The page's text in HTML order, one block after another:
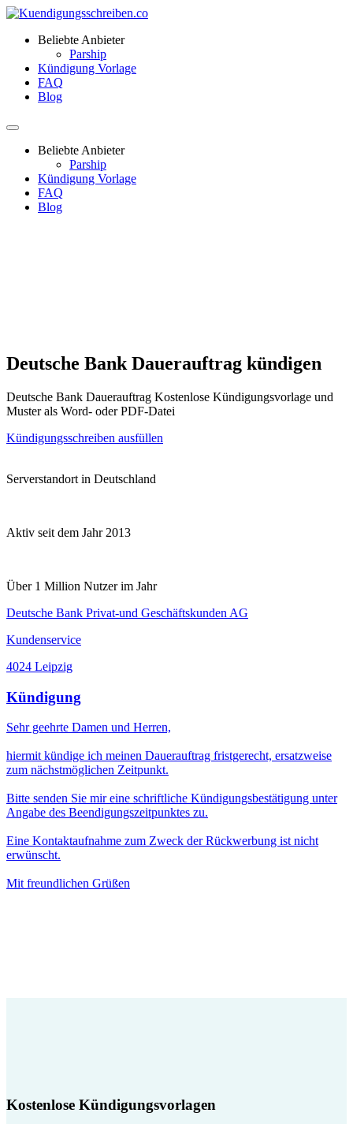
Beliebte Anbieter
Parship
Kündigung Vorlage
FAQ
Blog
Beliebte Anbieter
Parship
Kündigung Vorlage
FAQ
Blog
Deutsche Bank Dauerauftrag kündigen
Deutsche Bank Dauerauftrag Kostenlose Kündigungsvorlage und
Muster als Word- oder PDF-Datei
Kündigungsschreiben ausfüllen
Serverstandort in Deutschland
Aktiv seit dem Jahr 2013
Über 1 Million Nutzer im Jahr
Deutsche Bank Privat-und Geschäftskunden AG
Kundenservice
4024 Leipzig
Kündigung
Sehr geehrte Damen und Herren,
hiermit kündige ich meinen Dauerauftrag fristgerecht, ersatzweise
zum nächstmöglichen Zeitpunkt.
Bitte senden Sie mir eine schriftliche Kündigungsbestätigung unter
Angabe des Beendigungszeitpunktes zu.
Eine Kontaktaufnahme zum Zweck der Rückwerbung ist nicht
erwünscht.
Mit freundlichen Grüßen
Kostenlose Kündigungsvorlagen